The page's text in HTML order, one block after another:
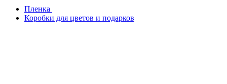
Плeнка
Коробки для цветов и подарков